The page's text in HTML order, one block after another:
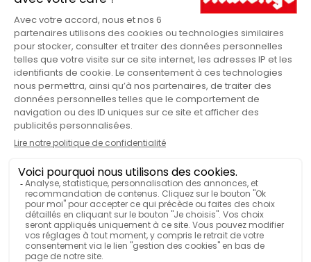
QUANTITÉ DE CAFÉ (G) 250
VENDU EN Boîte
PAYS DE PROVENANCE Assemblage
VOIR PLUS DE CARACTÉRISTIQUES
Conditionné sous vide